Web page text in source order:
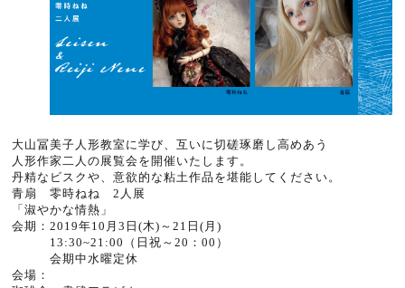
大山冨美子人形教室に学び、互いに切磋琢磨し高めあう
人形作家二人の展覧会を開催いたします。
丹精なビスクや、意欲的な粘土作品を堪能してください。
青扇 零時ねね 2人展
「淑やかな情熱」
会期：2019年10月3日(木)～21日(月)
13:30~21:00（日祝～20：00）
会期中水曜定休
会場：